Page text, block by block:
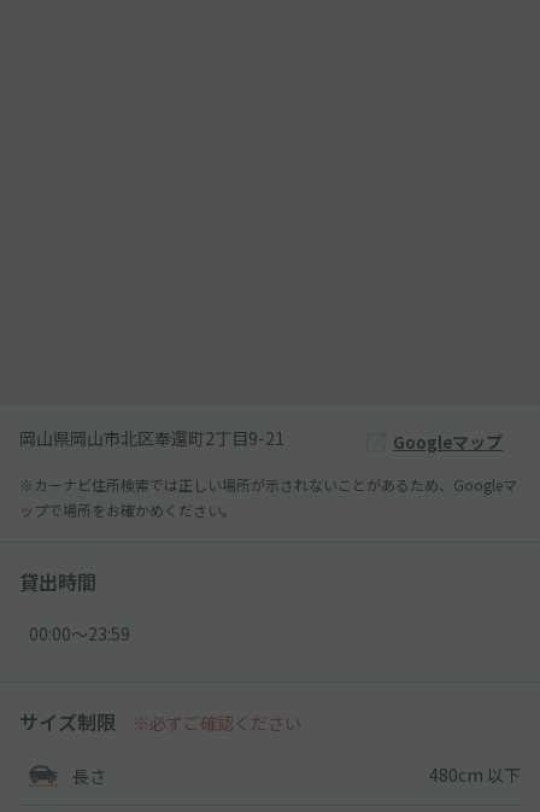
岡山県岡山市北区奉還町2丁目9-21 Googleマップ
※カーナビ住所検索では正しい場所が示されないことがあるため、Googleマ
ップで場所をお確かめください。
貸出時間
00:00〜23:59
サイズ制限 ※必ずご確認ください
長さ 480cm 以下